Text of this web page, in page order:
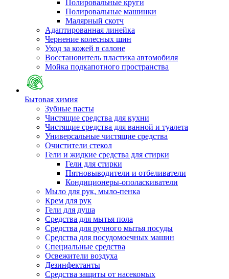
Полировальные круги
Полировальные машинки
Малярный cкотч
Адаптированная линейка
Чернение колесных шин
Уход за кожей в салоне
Восстановитель пластика автомобиля
Мойка подкапотного пространства
Бытовая химия
Зубные пасты
Чистящие средства для кухни
Чистящие средства для ванной и туалета
Универсальные чистящие средства
Очистители стекол
Гели и жидкие средства для стирки
Гели для стирки
Пятновыводители и отбеливатели
Кондиционеры-ополаскиватели
Мыло для рук, мыло-пенка
Крем для рук
Гели для душа
Средства для мытья пола
Средства для ручного мытья посуды
Средства для посудомоечных машин
Специальные средства
Освежители воздуха
Дезинфектанты
Средства защиты от насекомых